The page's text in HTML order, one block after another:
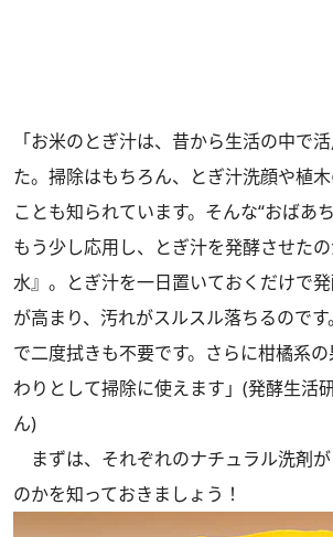
「お米のとぎ汁は、昔から生活の中で
た。掃除はもちろん、とぎ汁洗顔や植
ことも知られています。そんな“おばあ
もう少し応用し、とぎ汁を発酵させた
水』。とぎ汁を一日置いておくだけで
が高まり、汚れがスルスル落ちるので
で二度拭きも不要です。さらに柑橘系
わりとして掃除に使えます」(発酵生活
ん)
まずは、それぞれのナチュラル洗剤
のかを知っておきましょう！